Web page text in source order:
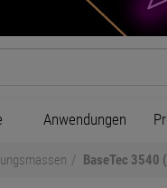
Anwendungen
BaseTec 3540